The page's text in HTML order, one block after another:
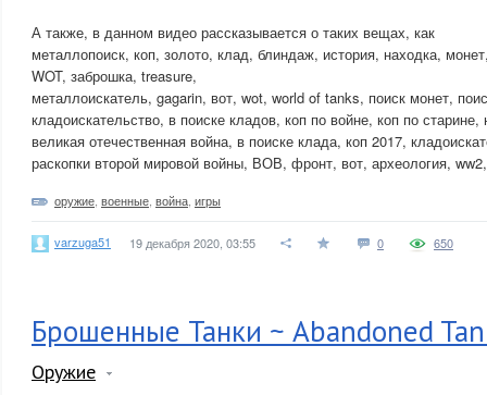
А также, в данном видео рассказывается о таких вещах, как
металлопоиск, коп, золото, клад, блиндаж, история, находка,
WOT, заброшка, treasure,
металлоискатель, gagarin, вот, wot, world of tanks, поиск монет,
кладоискательство, в поиске кладов, коп по войне, коп по
великая отечественная война, в поиске клада, коп 2017,
раскопки второй мировой войны, ВОВ, фронт, вот, археология,
оружие военные война игры
varzuga51 19 декабря 2020, 03:55 0 650
Брошенные Танки ~ Abandoned
Оружие